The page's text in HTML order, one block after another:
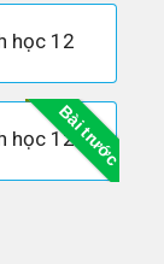
học 12
Bài trước
học 12